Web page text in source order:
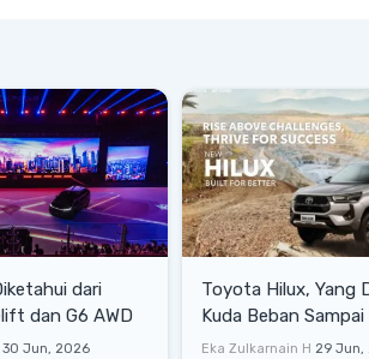
dari
dan G6 AWD
30 Jun, 2026
Toyota Hilux, Yang
Kuda Beban
Lifestyle
Eka Zulkarnain H 29 Jun,